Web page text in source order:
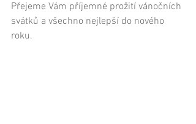
Přejeme Vám příjemné prožití vánočních
svátků a všechno nejlepší do nového
roku.